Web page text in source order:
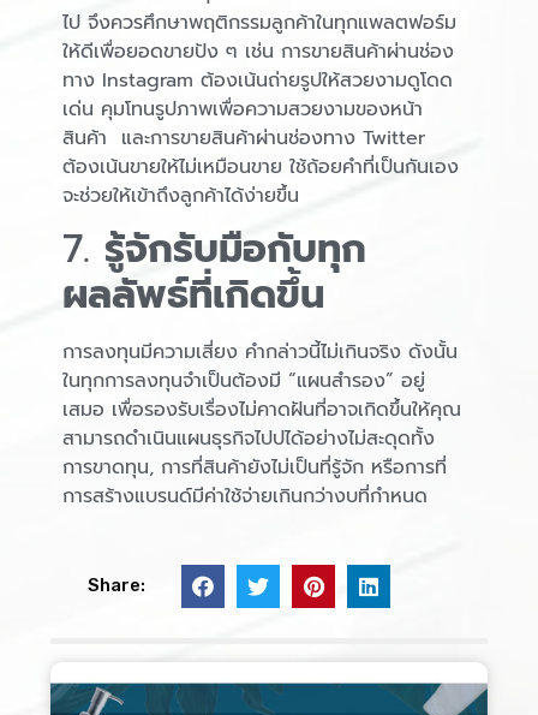
ไป จึงควรศึกษาพฤติกรรมลูกค้าในทุกแพลตฟอร์ม
ให้ดีเพื่อยอดขายปัง ๆ เช่น การขายสินค้าผ่านช่อง
ทาง Instagram ต้องเน้นถ่ายรูปให้สวยงามดูโดด
เด่น คุมโทนรูปภาพเพื่อความสวยงามของหน้า
สินค้า และการขายสินค้าผ่านช่องทาง Twitter
ต้องเน้นขายให้ไม่เหมือนขาย ใช้ถ้อยคำที่เป็นกันเอง
จะช่วยให้เข้าถึงลูกค้าได้ง่ายขึ้น
7.รู้จักรับมือกับทุก
ผลลัพธ์ที่เกิดขึ้น
การลงทุนมีความเสี่ยง คำกล่าวนี้ไม่เกินจริง ดังนั้น
ในทุกการลงทุนจำเป็นต้องมี “แผนสำรอง” อยู่
เสมอ เพื่อรองรับเรื่องไม่คาดฝันที่อาจเกิดขึ้นให้คุณ
สามารถดำเนินแผนธุรกิจไปปได้อย่างไม่สะดุดทั้ง
การขาดทุน, การที่สินค้ายังไม่เป็นที่รู้จัก หรือการที่
การสร้างแบรนด์มีค่าใช้จ่ายเกินกว่างบที่กำหนด
Share: